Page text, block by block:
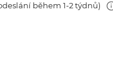
během 1-2 týdnů)